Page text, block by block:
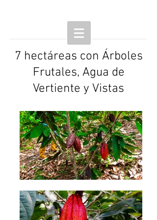
7 hectáreas con Árboles
Frutales, Agua de
Vertiente y Vistas